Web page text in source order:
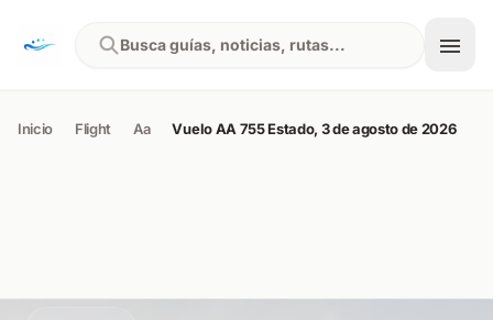
Busca guías, noticias, rutas...
Inicio Flight Aa Vuelo AA 755 Estado, 3 de agosto de 2026